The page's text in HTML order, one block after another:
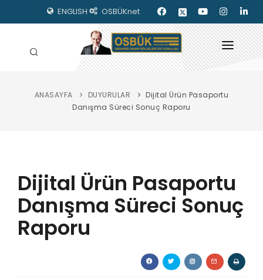
ENGLISH OSBÜKnet
HAKKIMIZDA
KILAVUZLAR
YAYINLARIMIZ
ENERJİ İZLEME
ANASAYFA DUYURULAR
Dijital Ürün Pasaportu
Danışma Süreci Sonuç Raporu
Dijital Ürün Pasaportu
Danışma Süreci Sonuç
Raporu